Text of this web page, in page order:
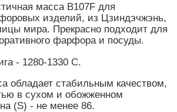
масса B107F для
изделий, из Цзиндэчжэнь,
мира. Прекрасно подходит для
фарфора и посуды.
- 1280-1330 С.
обладает стабильным качеством,
в сухом и обожженном
(S) - не менее 86.